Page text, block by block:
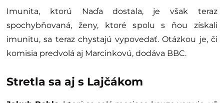
Imunita, ktorú Naďa dostala, je však teraz
spochybňovaná, ženy, ktoré spolu s ňou získali
imunitu, sa teraz chystajú vypovedať. Otázkou je, či
komisia predvolá aj Marcinkovú, dodáva BBC.
Stretla sa aj s Lajčákom